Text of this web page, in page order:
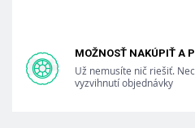
MOŽNOSŤ NAKÚPIŤ A
Už nemusíte nič riešiť.
vyzvihnutí objednávky